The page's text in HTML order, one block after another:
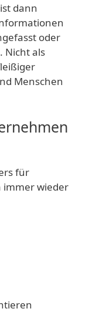
dann
oder
Nicht als
Menschen
für
immer wieder